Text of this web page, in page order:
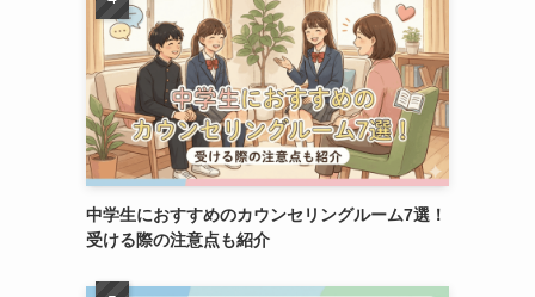
中学生におすすめのカウンセリングルーム7選！
受ける際の注意点も紹介